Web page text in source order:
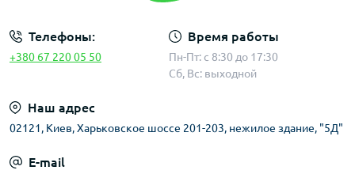
Телефоны:
+380 67 220 05 50
Время работы
Пн-Пт: с 8:30 до 17:30
Сб, Вс: выходной
Наш адрес
02121, Киев, Харьковское шоссе 201-203, нежилое здание, "5Д"
E-mail